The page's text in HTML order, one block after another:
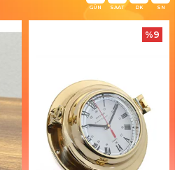
%9
GÜN SAAT DK SN